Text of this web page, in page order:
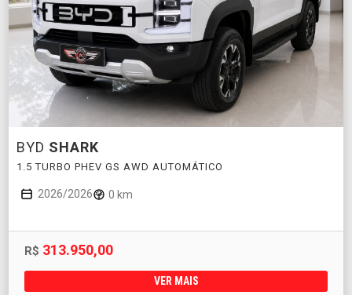
BYD SHARK
1.5 TURBO PHEV GS AWD AUTOMÁTICO
2026/2026 0 km
R$ 313.950,00
VER MAIS